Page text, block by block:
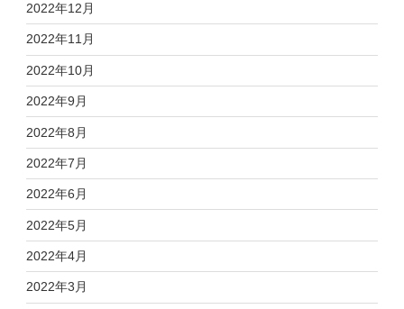
2022年12月
2022年11月
2022年10月
2022年9月
2022年8月
2022年7月
2022年6月
2022年5月
2022年4月
2022年3月